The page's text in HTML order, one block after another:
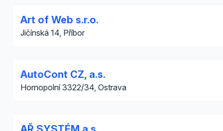
Art of Web s.r.o.
Jičínská 14, Příbor
AutoCont CZ, a.s.
Hornopolní 3322/34, Ostrava